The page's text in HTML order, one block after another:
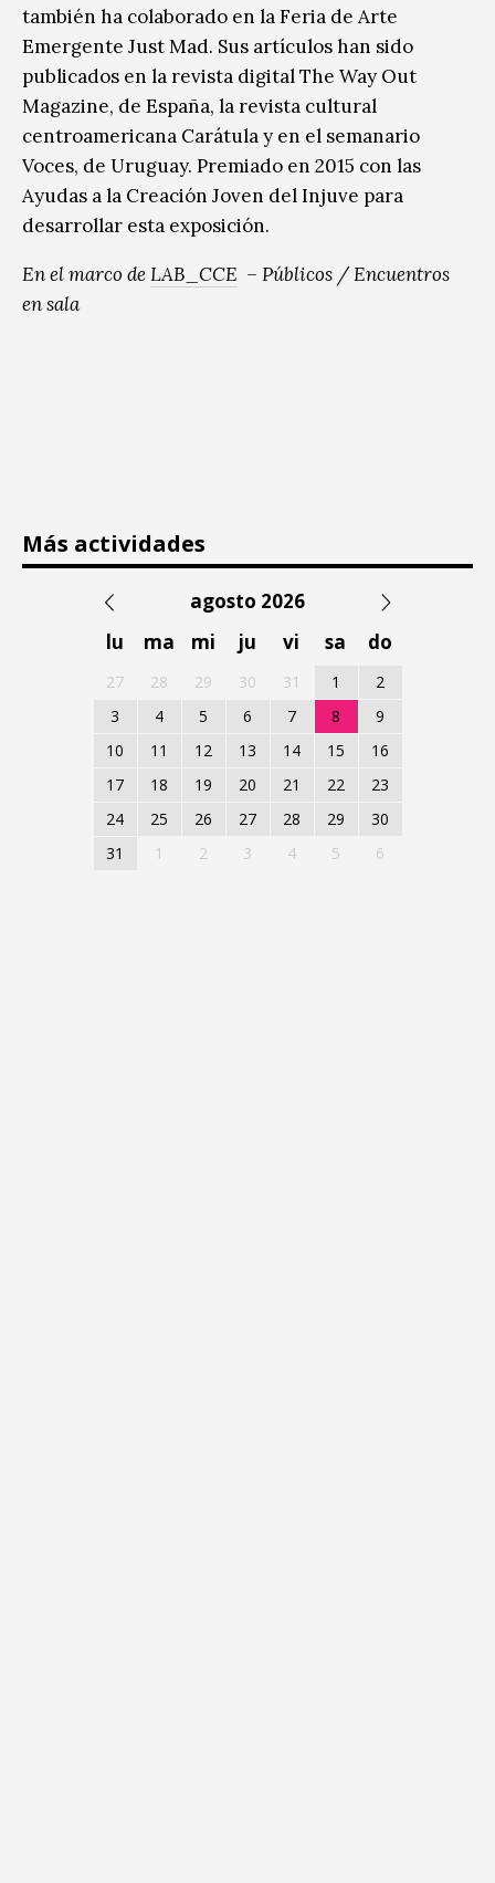
también ha colaborado en la Feria de Arte
Emergente Just Mad. Sus artículos han sido
publicados en la revista digital The Way Out
Magazine, de España, la revista cultural
centroamericana Carátula y en el semanario
Voces, de Uruguay. Premiado en 2015 con las
Ayudas a la Creación Joven del Injuve para
desarrollar esta exposición.
En el marco deLAB_CCE – Públicos / Encuentros
en sala
Más actividades
agosto 2026
lu
ma mi ju vi sa do
27 28 29 30 31 1
2
3
4 5 6 7 8
9
10
11 12 13 14 15
16
17
18 19 20 21 22
23
24
25 26 27 28 29
30
31
1 2 3 4 5 6